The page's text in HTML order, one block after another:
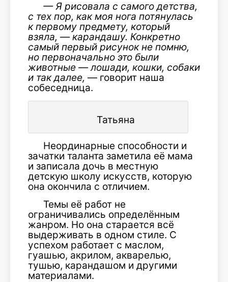
— Я рисовала с самого детства,
с тех пор, как моя нога потянулась
к первому предмету, который
взяла, — карандашу. Конкретно
самый первый рисунок не помню,
но первоначально это были
животные — лошади, кошки, собаки
и так далее, — говорит наша
собеседница.
Татьяна
Неординарные способности и
зачатки таланта заметила её мама
и записала дочь в местную
детскую школу искусств, которую
она окончила с отличием.
Темы её работ не
ограничивались определённым
жанром. Но она старается всё
выдерживать в одном стиле. С
успехом работает с маслом,
гуашью, акрилом, акварелью,
тушью, карандашом и другими
материалами.